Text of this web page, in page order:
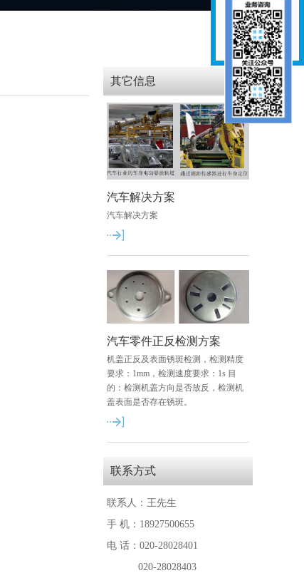
其它信息
汽车解决方案
汽车解决方案
汽车零件正反检测方案
机盖正反及表面锈斑检测，检测精度
要求：1mm，检测速度要求：1s 目
的：检测机盖方向是否放反，检测机
盖表面是否存在锈斑。
联系方式
联系人：王先生
手 机：18927500655
电 话：020-28028401
020-28028403